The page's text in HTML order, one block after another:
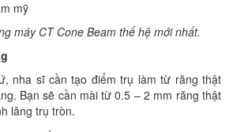
máy CT Cone Beam thế hệ mới nhất.
nha sĩ cần tạo điểm trụ làm từ răng thật
Bạn sẽ cần mài từ 0.5 – 2 mm răng thật
lăng trụ tròn.